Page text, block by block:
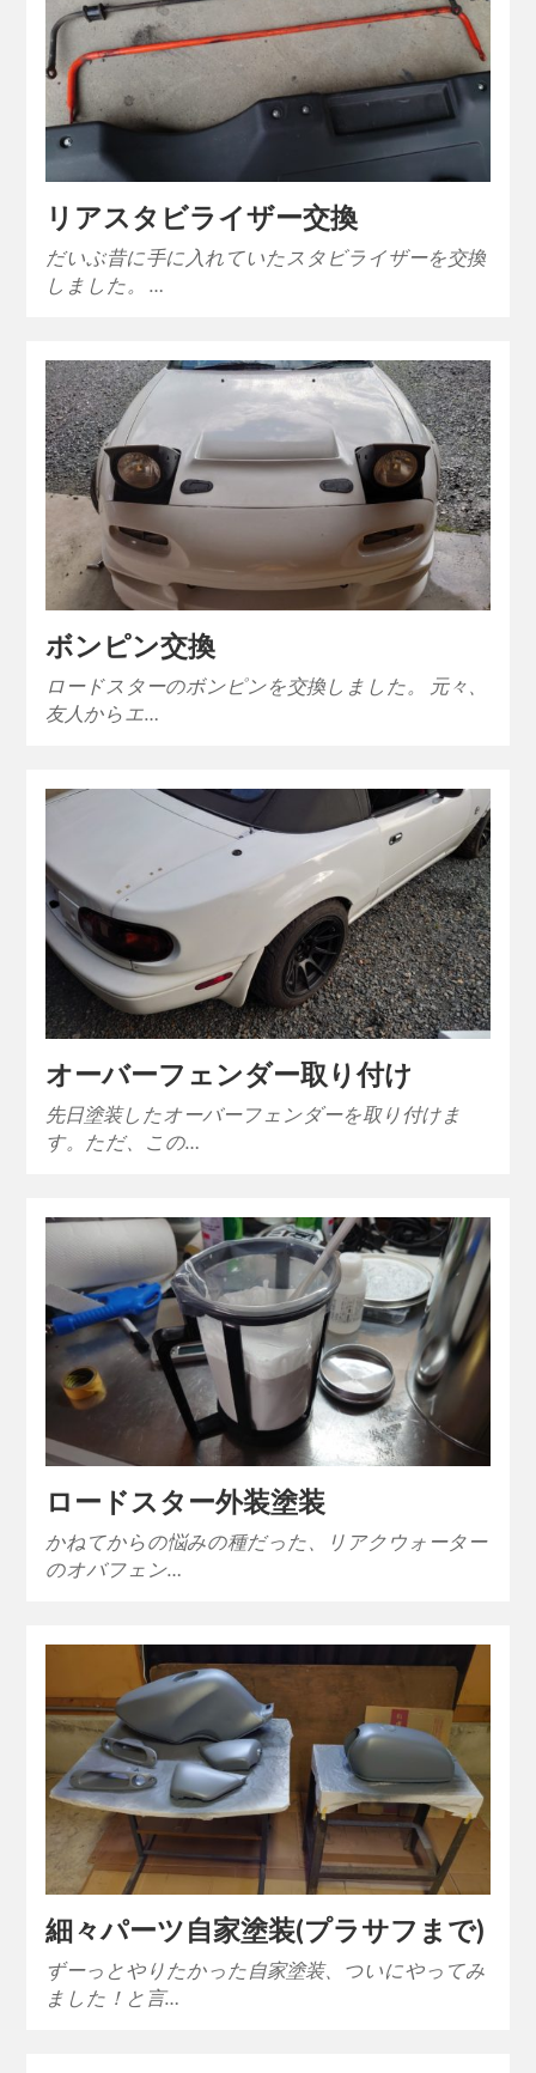
リアスタビライザー交換
だいぶ昔に手に入れていたスタビライザーを交換
しました。 …
ボンピン交換
ロードスターのボンピンを交換しました。 元々、
友人からエ…
オーバーフェンダー取り付け
先日塗装したオーバーフェンダーを取り付けま
す。ただ、この…
ロードスター外装塗装
かねてからの悩みの種だった、リアクウォーター
のオバフェン…
細々パーツ自家塗装(プラサフまで)
ずーっとやりたかった自家塗装、ついにやってみ
ました！と言…